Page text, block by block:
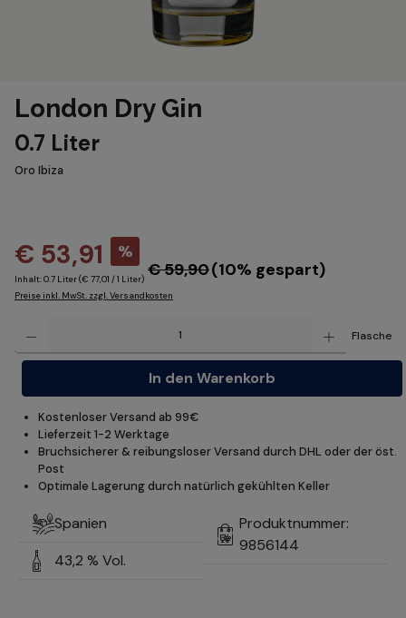
London Dry Gin
0.7 Liter
Oro Ibiza
€ 53,91
%
€ 59,90(10% gespart)
Inhalt:0.7 Liter(€ 77,01 / 1 Liter)
Preise inkl. MwSt. zzgl. Versandkosten
Flasche
In den Warenkorb
Kostenloser Versand ab 99€
Lieferzeit 1-2 Werktage
Bruchsicherer & reibungsloser Versand durch DHL oder der öst.
Post
Optimale Lagerung durch natürlich gekühlten Keller
Spanien
43,2 % Vol.
Produktnummer:
9856144